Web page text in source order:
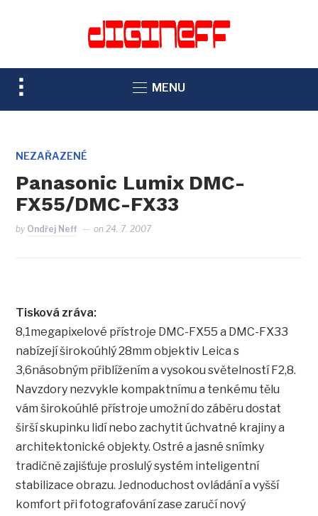
TOGGLE
SIDEBAR
NAVIGATION
MENU
NEZAŘAZENÉ
Panasonic Lumix DMC-
FX55/DMC-FX33
by Ondřej Neff on24. 7. 2007
Tisková zráva:
8,1megapixelové přístroje DMC-FX55 a DMC-FX33
nabízejí širokoúhlý 28mm objektiv Leica s
3,6násobným přiblížením a vysokou světelností F2,8.
Navzdory nezvykle kompaktnímu a tenkému tělu
vám širokoúhlé přístroje umožní do záběru dostat
širší skupinku lidí nebo zachytit úchvatné krajiny a
architektonické objekty. Ostré a jasné snímky
tradičně zajišťuje proslulý systém inteligentní
stabilizace obrazu. Jednoduchost ovládání a vyšší
komfort při fotografování zase zaručí nový